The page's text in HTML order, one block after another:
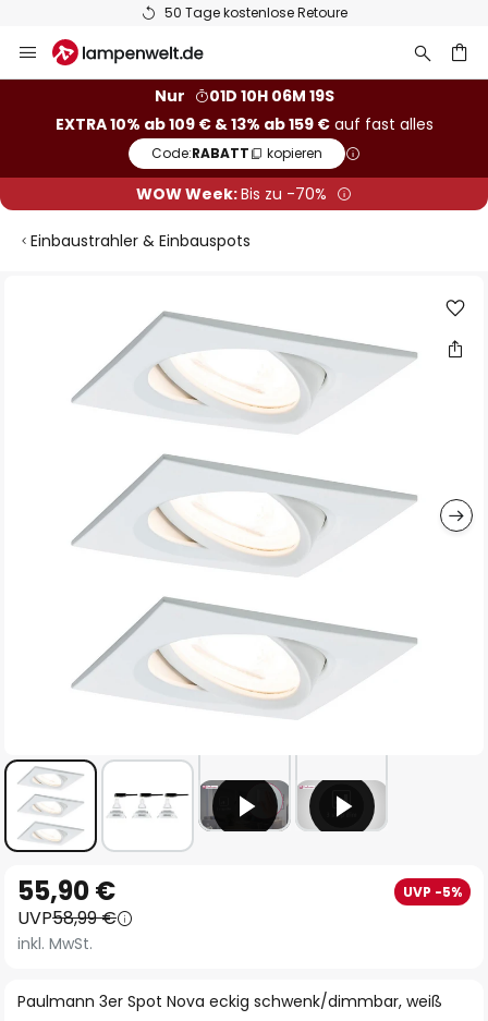
50 Tage kostenlose Retoure
Inhalt
Nur
01D 10H 06M 19S
EXTRA 10% ab 109 € & 13% ab 159 €auf fast alles
Code:RABATT kopieren
WOW Week:Bis zu -70%
Einbaustrahler & Einbauspots
springen
Anfang
der
Bildgalerie
Paulmann 3er Spot Nova eckig schwenk/dimmbar, weiß
55,90 € UVP -5%
UVP58,99 €
inkl. MwSt.